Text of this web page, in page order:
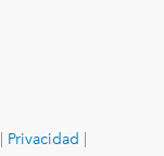
Privacidad